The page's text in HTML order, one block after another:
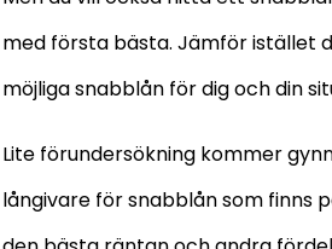
med första bästa. Jämför istället
möjliga snabblån för dig och din
Lite förundersökning kommer
långivare för snabblån som finns